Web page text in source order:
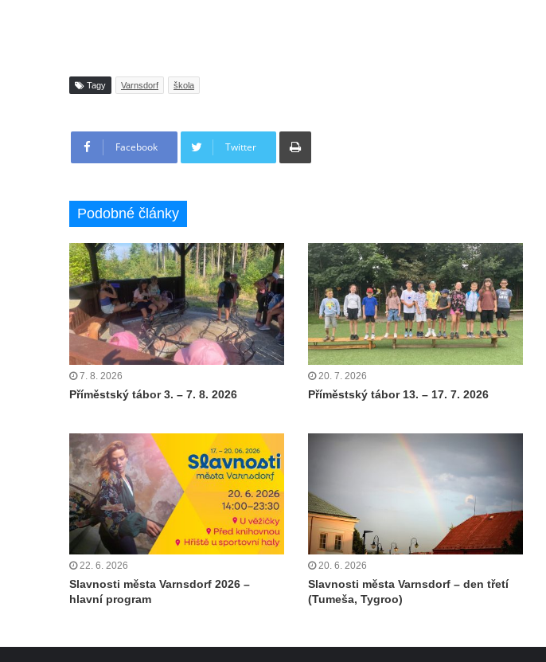
Tagy Varnsdorf škola
Facebook Twitter
Tisknout
Podobné články
7. 8. 2026
Příměstský tábor 3. – 7. 8. 2026
20. 7. 2026
Příměstský tábor 13. – 17. 7. 2026
22. 6. 2026
Slavnosti města Varnsdorf 2026 –
hlavní program
20. 6. 2026
Slavnosti města Varnsdorf – den třetí
(Tumeša, Tygroo)